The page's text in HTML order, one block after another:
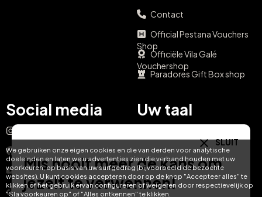
We gebruiken onze eigen cookies en die van derden voor analytische
doeleinden en laten we u advertenties zien die verband houden met uw
voorkeuren, op basis van uw surfgedrag (bijvoorbeeld de bezochte
websites). U kunt cookies accepteren door op de knop "Accepteer alles" te
klikken of het gebruik ervan configureren of weigeren door respectievelijk op
"Sla voorkeuren op" of "Alles ontkennen" te klikken.
Contact
Official Pestana Vouchers
Shop
Officiële Vila Galé
Vouchershop
Paradores Gift Box shop
Social media
Facebook
YouTube
TikTok
Uw taal
EN ES IT PT
DE FR NL
SLUIT
Mis nooit meer de kans om
jezelf te verwennen!